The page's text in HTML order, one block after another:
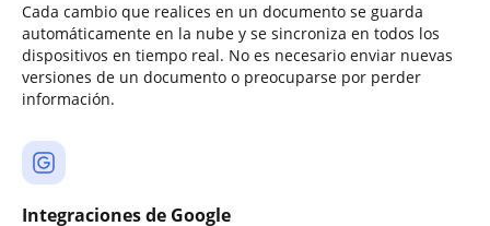
Cada cambio que realices en un documento se guarda
automáticamente en la nube y se sincroniza en todos los
dispositivos en tiempo real. No es necesario enviar nuevas
versiones de un documento o preocuparse por perder
información.
Integraciones de Google